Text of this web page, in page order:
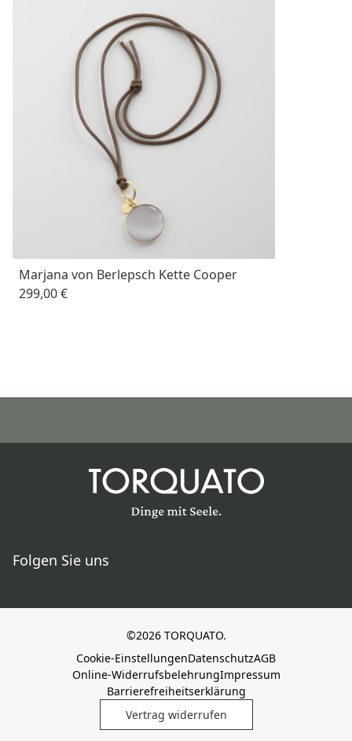
Marjana von Berlepsch Kette Cooper
299,00 €
Folgen Sie uns
©2026 TORQUATO.
Cookie-EinstellungenDatenschutzAGB
Online-WiderrufsbelehrungImpressum
Barrierefreiheitserklärung
Vertrag widerrufen